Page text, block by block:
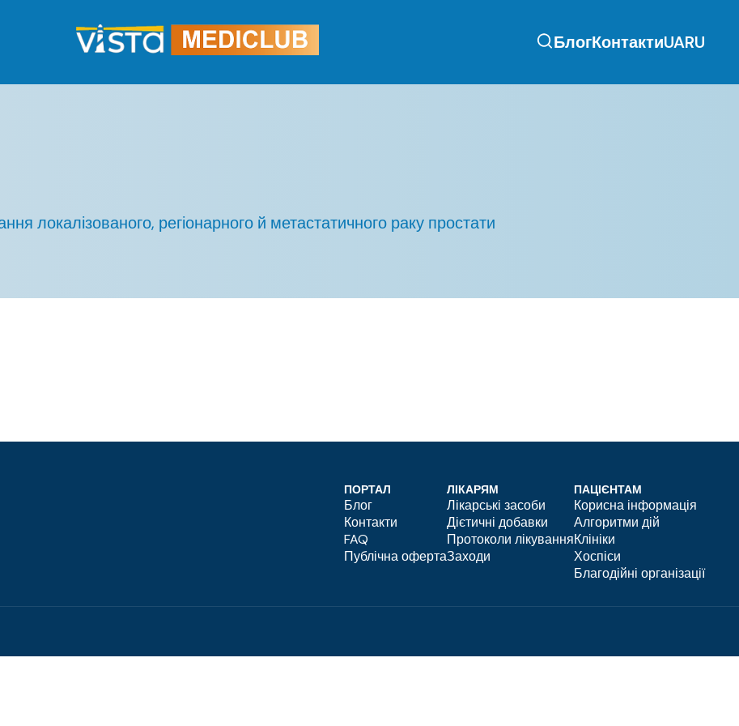
БлогКонтактиUARU
локалізованого, регіонарного й метастатичного раку простати
ПОРТАЛ
Блог
Контакти
FAQ
Публічна оферта
ЛІКАРЯМ
Лікарські засоби
Дієтичні добавки
Протоколи лікування
Заходи
ПАЦІЄНТАМ
Корисна інформація
Алгоритми дій
Клініки
Хоспіси
Благодійні організації